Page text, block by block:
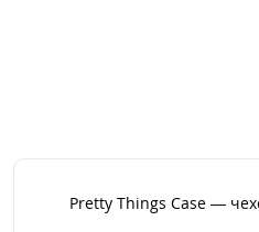
Pretty Things Case —